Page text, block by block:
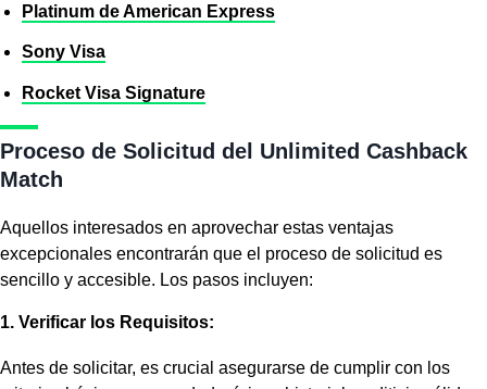
Platinum de American Express
Sony Visa
Rocket Visa Signature
Proceso de Solicitud del Unlimited Cashback
Match
Aquellos interesados en aprovechar estas ventajas
excepcionales encontrarán que el proceso de solicitud es
sencillo y accesible. Los pasos incluyen:
1. Verificar los Requisitos:
Antes de solicitar, es crucial asegurarse de cumplir con los